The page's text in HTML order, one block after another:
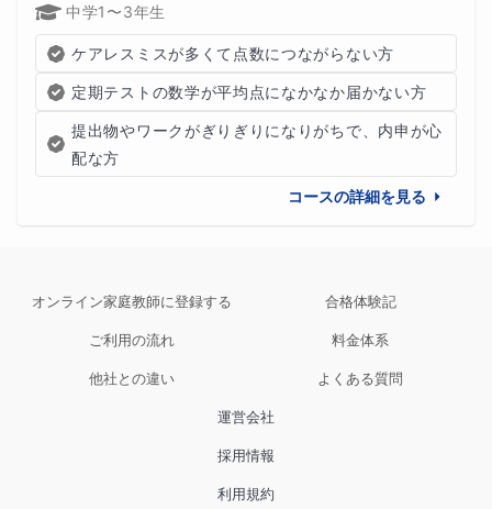
基本は、上記の流れになります。
中学1〜3年生
ケアレスミスが多くて点数につながらない方
定期テストの数学が平均点になかなか届かない方
提出物やワークがぎりぎりになりがちで、内申が心
配な方
コースの詳細を見る
オンライン家庭教師に登録する 合格体験記
ご利用の流れ 料金体系
他社との違い よくある質問
運営会社
採用情報
利用規約